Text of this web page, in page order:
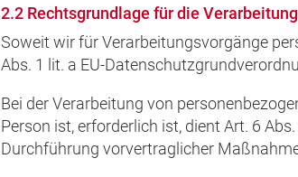
2.2 Rechtsgrundlage für die
Soweit wir für Verarbeitungsvorgänge
Abs. 1 lit. a EU-
Bei der Verarbeitung von
Person ist, erforderlich ist, dient Art. 6
Durchführung vorvertraglicher